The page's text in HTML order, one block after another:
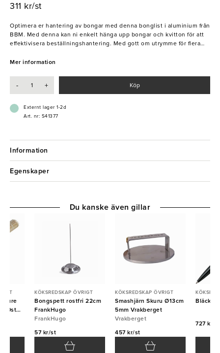
311 kr/st
Optimera er hantering av bongar med denna bonglist i aluminium från
BBM. Med denna kan ni enkelt hänga upp bongar och kvitton för att
effektivisera beställningshantering. Med gott om utrymme för flera
Ge ditt kök den perfekta bonglisten för smidigare arbetsflöde och
- Hög kvalitet
Mer information
- + Köp
Externt lager 1-2d
Art. nr: S41377
Information
Egenskaper
Pure
KÖKSREDSKAP ÖVRIGT
Bongspett rostfri 22cm
FrankHugo
FrankHugo
57 kr/st
KÖKSREDSKAP ÖVRIGT
Smashjärn Skuru Ø13cm
5mm Vrakberget
Vrakberget
457 kr/st
727 kr/
Du kanske även gillar